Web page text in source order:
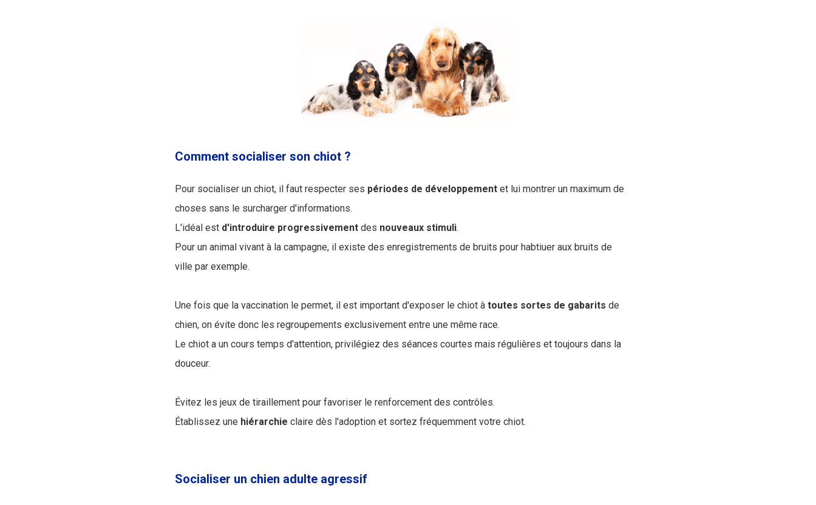
Comment socialiser son chiot ?
Pour socialiser un chiot, il faut respecter ses périodes de développement et lui montrer un maximum de
choses sans le surcharger d'informations.
L'idéal est d'introduire progressivement des nouveaux stimuli.
Pour un animal vivant à la campagne, il existe des enregistrements de bruits pour habtiuer aux bruits de
ville par exemple.
Une fois que la vaccination le permet, il est important d'exposer le chiot à toutes sortes de gabarits de
chien, on évite donc les regroupements exclusivement entre une même race.
Le chiot a un cours temps d'attention, privilégiez des séances courtes mais régulières et toujours dans la
douceur.
Évitez les jeux de tiraillement pour favoriser le renforcement des contrôles.
Établissez une hiérarchie claire dès l'adoption et sortez fréquemment votre chiot.
Socialiser un chien adulte agressif